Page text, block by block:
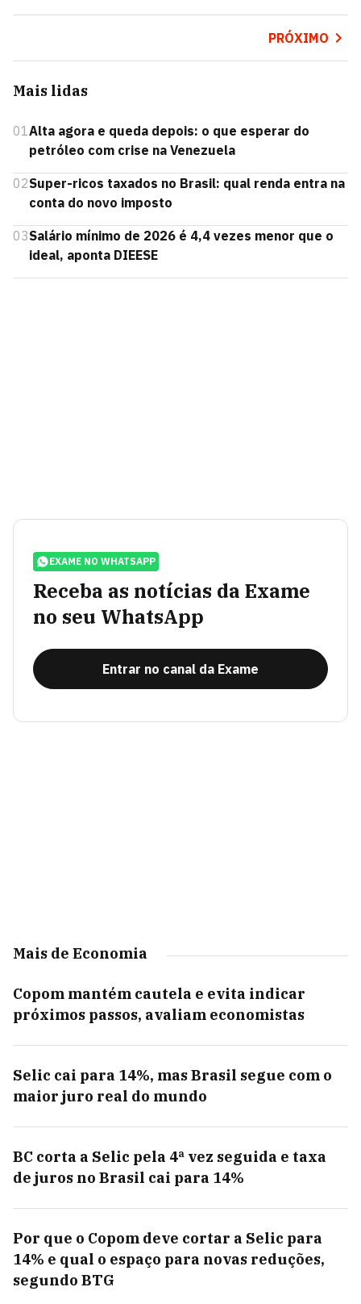
PRÓXIMO
Mais lidas
01Alta agora e queda depois: o que esperar do
petróleo com crise na Venezuela
02Super-ricos taxados no Brasil: qual renda entra na
conta do novo imposto
03Salário mínimo de 2026 é 4,4 vezes menor que o
ideal, aponta DIEESE
EXAME NO WHATSAPP
Receba as notícias da Exame
no seu WhatsApp
Entrar no canal da Exame
Mais de Economia
Copom mantém cautela e evita indicar
próximos passos, avaliam economistas
Selic cai para 14%, mas Brasil segue com o
maior juro real do mundo
BC corta a Selic pela 4ª vez seguida e taxa
de juros no Brasil cai para 14%
Por que o Copom deve cortar a Selic para
14% e qual o espaço para novas reduções,
segundo BTG